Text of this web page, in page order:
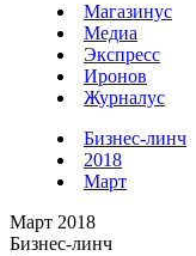
Магазинус
Медиа
Экспресс
Иронов
Журналус
Бизнес-линч
2018
Март
Март 2018
Бизнес-линч